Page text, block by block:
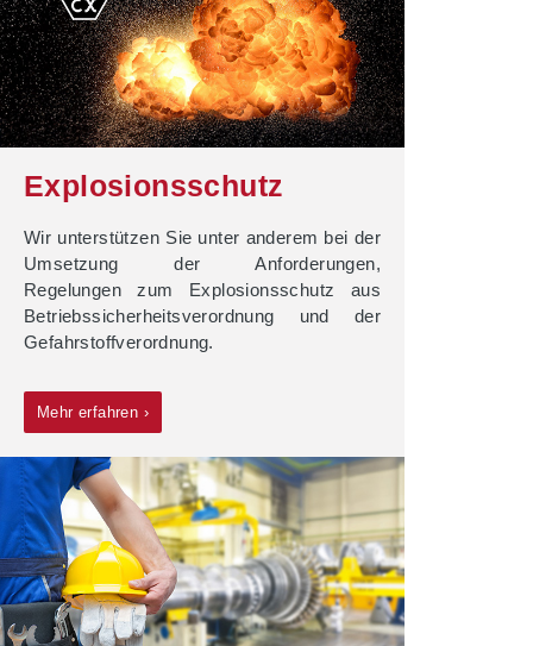
Explosionsschutz
Wir unterstützen Sie unter anderem bei der
Umsetzung der Anforderungen,
Regelungen zum Explosionsschutz aus
Betriebssicherheitsverordnung und der
Gefahrstoffverordnung.
Mehr erfahren ›